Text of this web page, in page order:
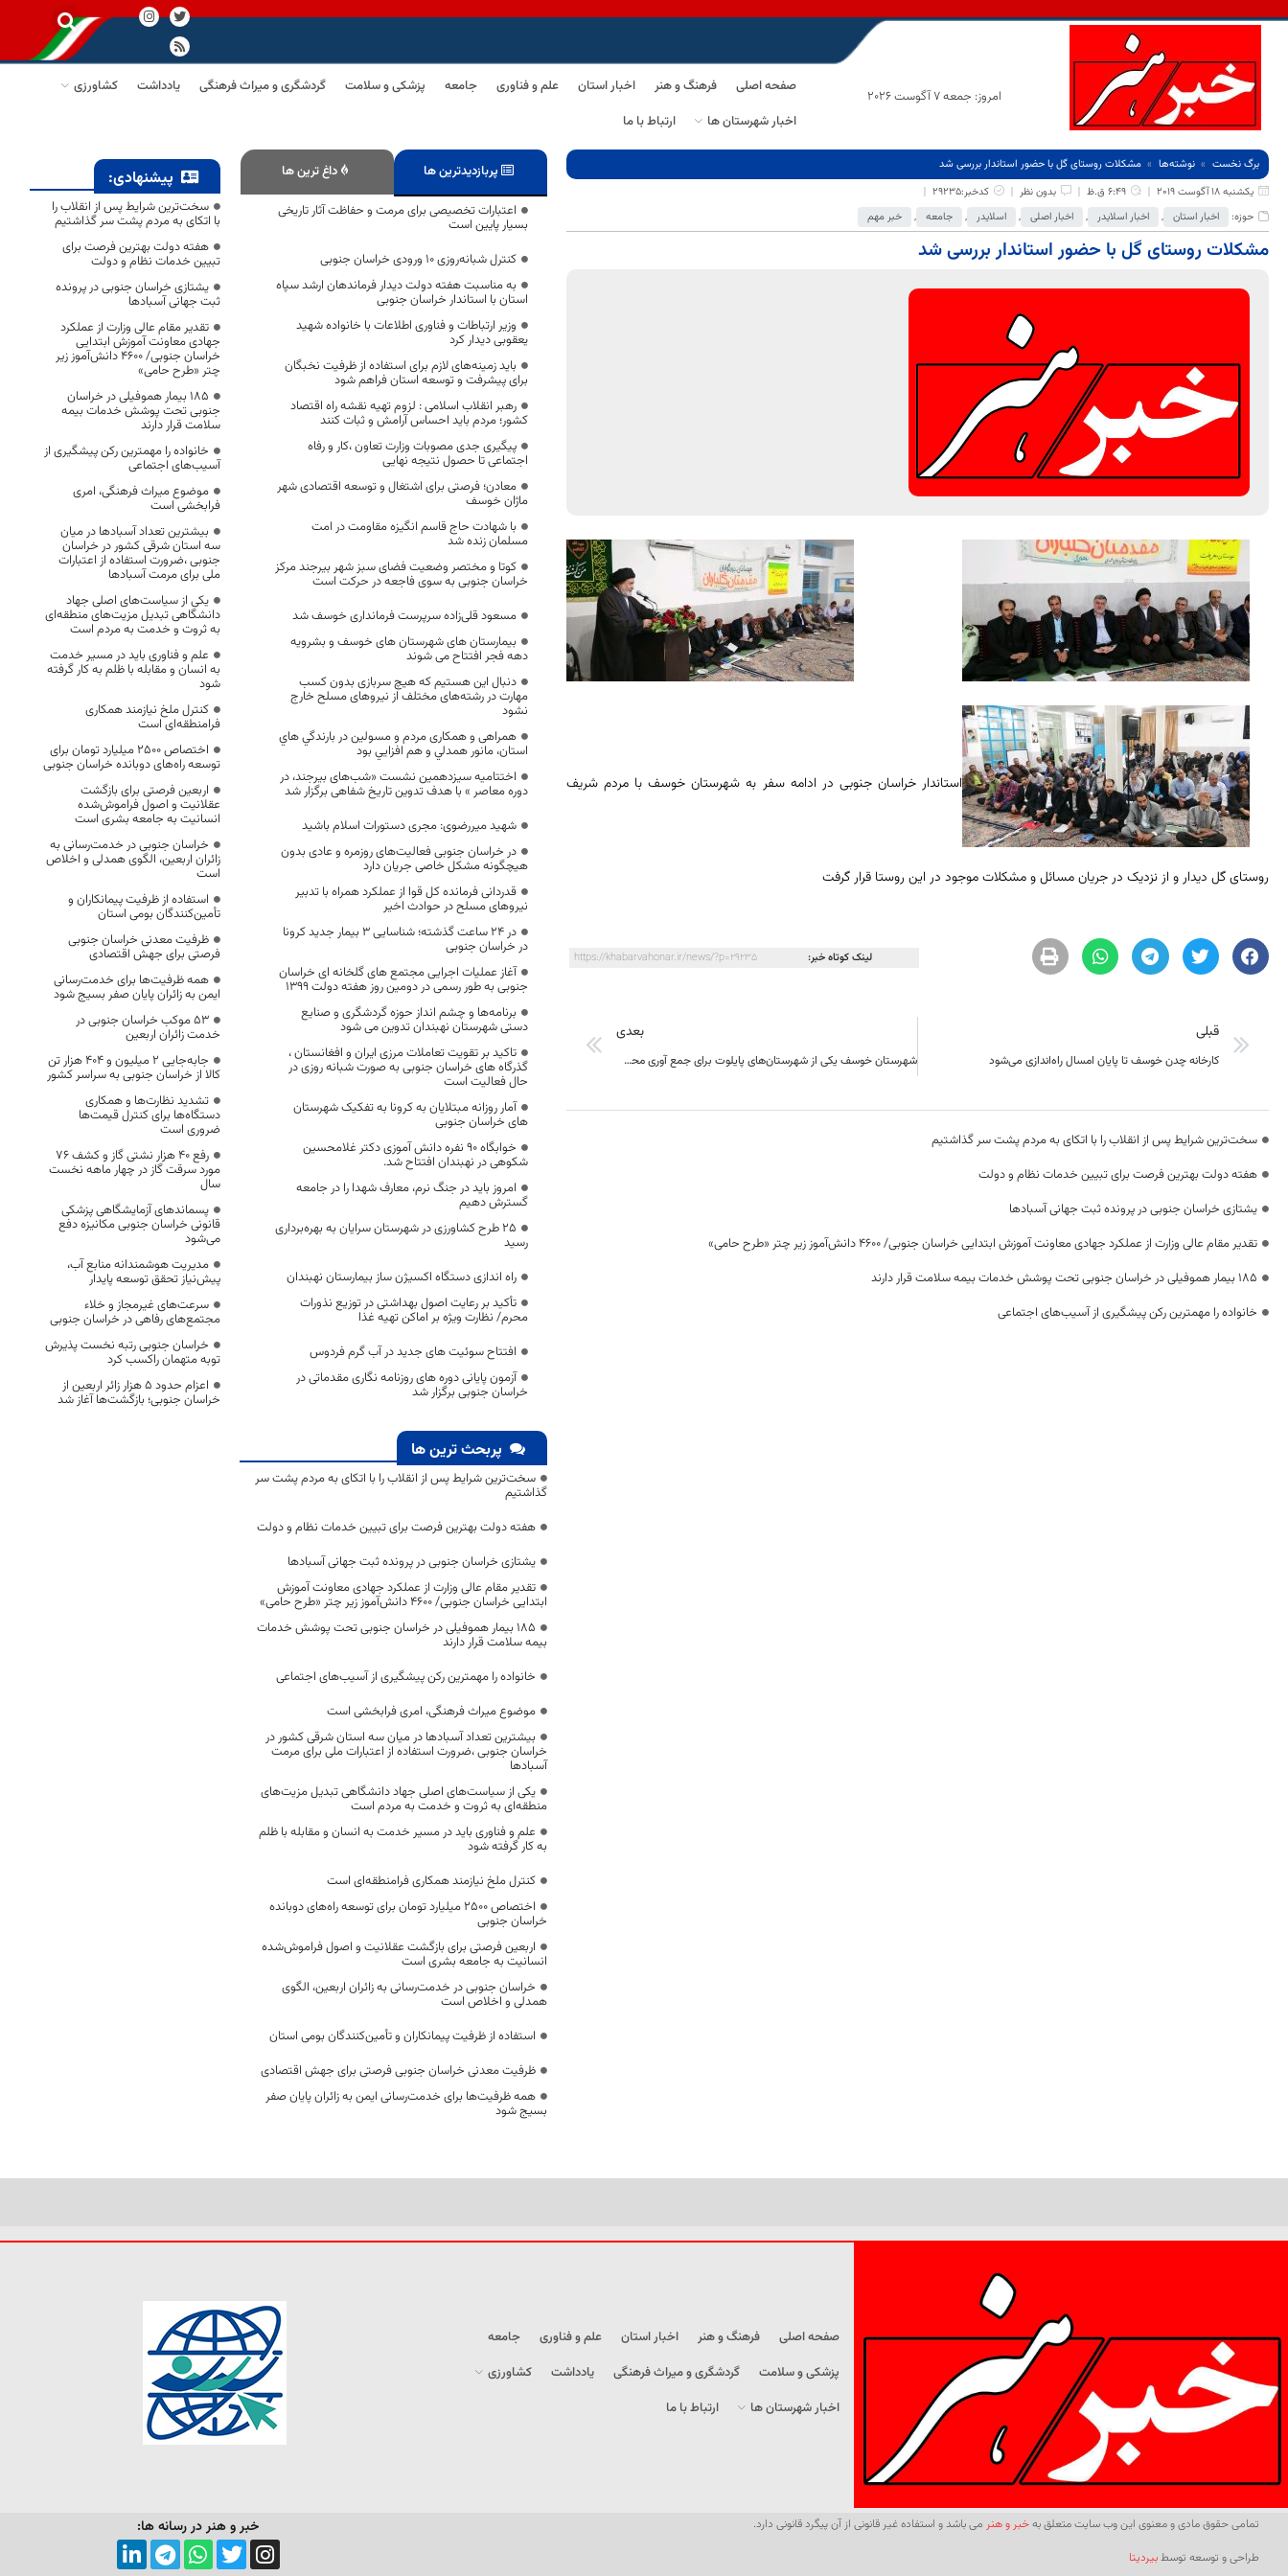
امروز: جمعه 7 آگوست 2026
صفحه اصلی فرهنگ و هنر اخبار استان علم و فناوری جامعه پزشکی و سلامت گردشگری و میراث فرهنگی یادداشت
کشاورزی
اخبار شهرستان ها
ارتباط با ما
برگ نخست نوشته‌ها
مشکلات روستای گل با حضور استاندار بررسی شد
یکشنبه 18 آگوست 2019
6:49 ق.ظ بدون نظر
کدخبر:29235
حوزه:
اخبار استان , اخبار اسلایدر , اخبار اصلی , اسلایدر , جامعه , خبر مهم
مشکلات روستای گل با حضور استاندار بررسی شد
استاندار خراسان جنوبی در ادامه سفر به شهرستان خوسف با مردم شریف
روستای گل دیدار و از نزدیک در جریان مسائل و مشکلات موجود در این روستا قرار گرفت
لینک کوتاه خبر: https://khabarvahonar.ir/news/?p=29235
قبلی
کارخانه چدن خوسف تا پایان امسال راه‌اندازی می‌شود
بعدی
شهرستان خوسف یکی از شهرستان‌های پایلوت برای جمع آوری محصولات شیر و کشتارگاه شتر در نظر گرفته شده است.
سخت‌ترین شرایط پس از انقلاب را با اتکای به مردم پشت سر گذاشتیم
هفته دولت بهترین فرصت برای تبیین خدمات نظام و دولت
یشتازی خراسان جنوبی در پرونده ثبت جهانی آسبادها
تقدیر مقام عالی وزارت از عملکرد جهادی معاونت آموزش ابتدایی خراسان جنوبی/ ۴۶۰۰ دانش‌آموز زیر چتر «طرح حامی»
۱۸۵ بیمار هموفیلی در خراسان جنوبی تحت پوشش خدمات بیمه سلامت قرار دارند
خانواده را مهمترین رکن پیشگیری از آسیب‌های اجتماعی
پربازدیدترین ها داغ ترین ها
اعتبارات تخصیصی برای مرمت و حفاظت آثار تاریخی
بسیار پایین است
کنترل شبانه‌روزی ۱۰ ورودی خراسان جنوبی
به مناسبت هفته دولت دیدار فرماندهان ارشد سپاه
استان با استاندار خراسان جنوبی
وزیر ارتباطات و فناوری اطلاعات با خانواده شهید
یعقوبی دیدار کرد
باید زمینه‌های لازم برای استفاده از ظرفیت نخبگان
برای پیشرفت و توسعه استان فراهم شود
رهبر انقلاب اسلامی : لزوم تهیه نقشه راه اقتصاد
کشور؛ مردم باید احساس آرامش و ثبات کنند
پیگیری جدی مصوبات وزارت تعاون ،کار و رفاه
اجتماعی تا حصول نتیجه نهایی
معادن؛ فرصتی برای اشتغال و توسعه اقتصادی شهر
ماژان خوسف
با شهادت حاج قاسم انگیزه مقاومت در امت
مسلمان زنده شد
کوتا و مختصر وضعیت فضای سبز شهر بیرجند مرکز
خراسان جنوبی به سوی فاجعه در حرکت است
مسعود قلی‌زاده سرپرست فرمانداری خوسف شد
بیمارستان های شهرستان های خوسف و بشرویه
دهه فجر افتتاح می شوند
دنبال این هستیم که هیچ سربازی بدون کسب
مهارت در رشته‌های مختلف از نیروهای مسلح خارج
نشود
همراهی و همکاری مردم و مسولین در بارندگي هاي
استان، مانور همدلي و هم افزايي بود
اختتامیه سیزدهمین نشست «شب‌های بیرجند، در
دوره معاصر » با هدف تدوین تاریخ شفاهی برگزار شد
شهید میررضوی: مجری دستورات اسلام باشید
در خراسان جنوبی فعالیت‌های روزمره و عادی بدون
هیچگونه مشکل خاصی جریان دارد
قدردانی فرمانده کل قوا از عملکرد همراه با تدبیر
نیروهای مسلح در حوادث اخیر
در 24 ساعت گذشته؛ شناسایی 3 بیمار جدید کرونا
در خراسان جنوبی
آغاز عملیات اجرایی مجتمع های گلخانه ای خراسان
جنوبی به طور رسمی در دومین روز هفته دولت 1399
برنامه‌ها و چشم انداز حوزه گردشگری و صنایع
دستی شهرستان نهبندان تدوین می شود
تاکید بر تقویت تعاملات مرزی ایران و افغانستان ،
گذرگاه های خراسان جنوبی به صورت شبانه روزی در
حال فعالیت است
آمار روزانه مبتلایان به کرونا به تفکیک شهرستان
های خراسان جنوبی
خوابگاه ۹۰ نفره دانش آموزی دکتر غلامحسین
شکوهی در نهبندان افتتاح شد.
امروز باید در جنگ نرم، معارف شهدا را در جامعه
گسترش دهیم
۲۵ طرح کشاورزی در شهرستان سرایان به بهره‌برداری
رسید
راه اندازی دستگاه اکسیژن ساز بیمارستان نهبندان
تأکید بر رعایت اصول بهداشتی در توزیع نذورات
محرم/ نظارت ویژه بر اماکن تهیه غذا
افتتاح سوئیت های جدید در آب گرم فردوس
آزمون پایانی دوره های روزنامه نگاری مقدماتی در
خراسان جنوبی برگزار شد
پربحث ترین ها
سخت‌ترین شرایط پس از انقلاب را با اتکای به مردم پشت سر
گذاشتیم
هفته دولت بهترین فرصت برای تبیین خدمات نظام و دولت
یشتازی خراسان جنوبی در پرونده ثبت جهانی آسبادها
تقدیر مقام عالی وزارت از عملکرد جهادی معاونت آموزش
ابتدایی خراسان جنوبی/ ۴۶۰۰ دانش‌آموز زیر چتر «طرح حامی»
۱۸۵ بیمار هموفیلی در خراسان جنوبی تحت پوشش خدمات
بیمه سلامت قرار دارند
خانواده را مهمترین رکن پیشگیری از آسیب‌های اجتماعی
موضوع میراث فرهنگی، امری فرابخشی است
بیشترین تعداد آسبادها در میان سه استان شرقی کشور در
خراسان جنوبی ،ضرورت استفاده از اعتبارات ملی برای مرمت
آسبادها
یکی از سیاست‌های اصلی جهاد دانشگاهی تبدیل مزیت‌های
منطقه‌ای به ثروت و خدمت به مردم است
علم و فناوری باید در مسیر خدمت به انسان و مقابله با ظلم
به کار گرفته شود
کنترل ملخ نیازمند همکاری فرامنطقه‌ای است
اختصاص 2500 میلیارد تومان برای توسعه راه‌های دوبانده
خراسان جنوبی
اربعین فرصتی برای بازگشت عقلانیت و اصول فراموش‌شده
انسانیت به جامعه بشری است
خراسان جنوبی در خدمت‌رسانی به زائران اربعین، الگوی
همدلی و اخلاص است
استفاده از ظرفیت پیمانکاران و تأمین‌کنندگان بومی استان
ظرفیت معدنی خراسان جنوبی فرصتی برای جهش اقتصادی
همه ظرفیت‌ها برای خدمت‌رسانی ایمن به زائران پایان صفر
بسیج شود
پیشنهادی:
سخت‌ترین شرایط پس از انقلاب را
با اتکای به مردم پشت سر گذاشتیم
هفته دولت بهترین فرصت برای
تبیین خدمات نظام و دولت
یشتازی خراسان جنوبی در پرونده
ثبت جهانی آسبادها
تقدیر مقام عالی وزارت از عملکرد
جهادی معاونت آموزش ابتدایی
خراسان جنوبی/ ۴۶۰۰ دانش‌آموز زیر
چتر «طرح حامی»
۱۸۵ بیمار هموفیلی در خراسان
جنوبی تحت پوشش خدمات بیمه
سلامت قرار دارند
خانواده را مهمترین رکن پیشگیری از
آسیب‌های اجتماعی
موضوع میراث فرهنگی، امری
فرابخشی است
بیشترین تعداد آسبادها در میان
سه استان شرقی کشور در خراسان
جنوبی ،ضرورت استفاده از اعتبارات
ملی برای مرمت آسبادها
یکی از سیاست‌های اصلی جهاد
دانشگاهی تبدیل مزیت‌های منطقه‌ای
به ثروت و خدمت به مردم است
علم و فناوری باید در مسیر خدمت
به انسان و مقابله با ظلم به کار گرفته
شود
کنترل ملخ نیازمند همکاری
فرامنطقه‌ای است
اختصاص 2500 میلیارد تومان برای
توسعه راه‌های دوبانده خراسان جنوبی
اربعین فرصتی برای بازگشت
عقلانیت و اصول فراموش‌شده
انسانیت به جامعه بشری است
خراسان جنوبی در خدمت‌رسانی به
زائران اربعین، الگوی همدلی و اخلاص
است
استفاده از ظرفیت پیمانکاران و
تأمین‌کنندگان بومی استان
ظرفیت معدنی خراسان جنوبی
فرصتی برای جهش اقتصادی
همه ظرفیت‌ها برای خدمت‌رسانی
ایمن به زائران پایان صفر بسیج شود
53 موکب خراسان جنوبی در
خدمت زائران اربعین
جابه‌جایی 2 میلیون و 404 هزار تن
کالا از خراسان جنوبی به سراسر کشور
تشدید نظارت‌ها و همکاری
دستگاه‌ها برای کنترل قیمت‌ها
ضروری است
رفع 40 هزار نشتی گاز و کشف 76
مورد سرقت گاز در چهار ماهه نخست
سال
پسماندهای آزمایشگاهی پزشکی
قانونی خراسان جنوبی مکانیزه دفع
می‌شود
مدیریت هوشمندانه منابع آب،
پیش‌نیاز تحقق توسعه پایدار
سرعت‌های غیرمجاز و خلاء
مجتمع‌های رفاهی در خراسان جنوبی
خراسان جنوبی رتبه نخست پذیرش
توبه متهمان راکسب کرد
اعزام حدود 5 هزار زائر اربعین از
خراسان جنوبی؛ بازگشت‌ها آغاز شد
صفحه اصلی فرهنگ و هنر اخبار استان علم و فناوری
جامعه
پزشکی و سلامت
گردشگری و میراث فرهنگی یادداشت
کشاورزی
اخبار شهرستان ها
ارتباط با ما
تمامی حقوق مادی و معنوی این وب سایت متعلق بهخبر و هنر می باشد و استفاده غیر قانونی از آن پیگرد قانونی دارد.
طراحی و توسعه توسطبیردیتا
خبر و هنر در رسانه ها: